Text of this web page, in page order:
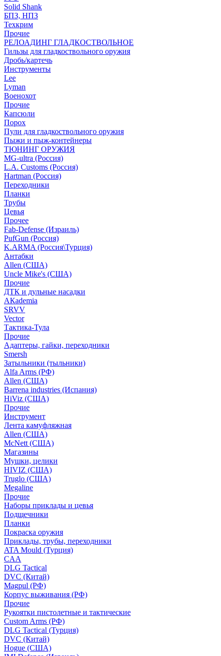
Solid Shank
БПЗ, НПЗ
Техкрим
Прочие
РЕЛОАДИНГ ГЛАДКОСТВОЛЬНОЕ
Гильзы для гладкоствольного оружия
Дробь/картечь
Инструменты
Lee
Lyman
Военохот
Прочие
Капсюли
Порох
Пули для гладкоствольного оружия
Пыжи и пыж-контейнеры
ТЮНИНГ ОРУЖИЯ
MG-ultra (Россия)
L.A. Customs (Россия)
Hartman (Россия)
Переходники
Планки
Трубы
Цевья
Прочее
Fab-Defense (Израиль)
PufGun (Россия)
K.ARMA (Россия\Турция)
Антабки
Allen (США)
Uncle Mike's (США)
Прочие
ДТК и дульные насадки
АКademia
SRVV
Vector
Тактика-Тула
Прочие
Адаптеры, гайки, переходники
Smersh
Затыльники (тыльники)
Alfa Arms (РФ)
Allen (США)
Barrena industries (Испания)
HiViz (США)
Прочие
Инструмент
Лента камуфляжная
Allen (США)
McNett (США)
Магазины
Мушки, целики
HIVIZ (США)
Truglo (США)
Megaline
Прочие
Наборы приклады и цевья
Подщечники
Планки
Покраска оружия
Приклады, трубы, переходники
ATA Mould (Турция)
CAA
DLG Tactical
DVC (Китай)
Magpul (РФ)
Корпус выживания (РФ)
Прочие
Рукоятки пистолетные и тактические
Custom Arms (РФ)
DLG Tactical (Турция)
DVC (Китай)
Hogue (США)